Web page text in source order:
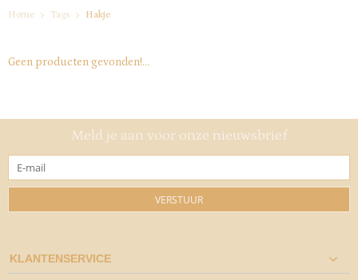
Home Tags Hakje
Geen producten gevonden!...
Meld je aan voor onze nieuwsbrief
VERSTUUR
KLANTENSERVICE